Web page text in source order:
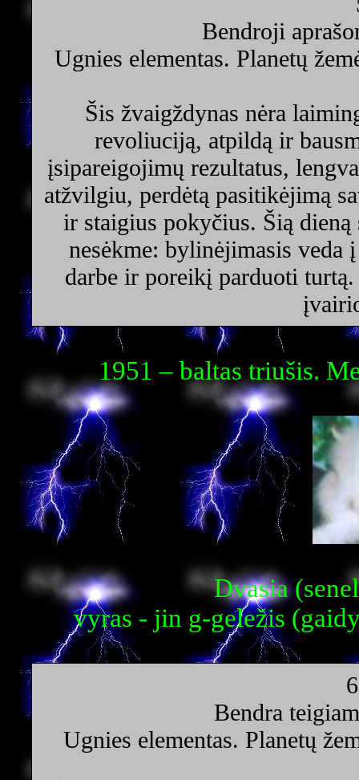
Bendroji
Ugnies elementas. Planetų
Šis žvaigždynas nėra
revoliuciją, atpildą ir
įsipareigojimų rezultatus,
atžvilgiu, perdėtą pasitikėjimą
ir staigius pokyčius. Šią
nesėkme: bylinėjimasis veda
darbe ir poreikį parduoti
1951 – baltas triušis.
Dvasia
vyras - jin g-geležis
Bendra
Ugnies elementas. Planetų